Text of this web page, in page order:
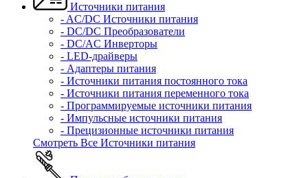
Источники питания
- AC/DC Источники питания
- DC/DC Преобразователи
- DC/AC Инверторы
- LED-драйверы
- Адаптеры питания
- Источники питания постоянного тока
- Источники питания переменного тока
- Программируемые источники питания
- Импульсные источники питания
- Прецизионные источники питания
Смотреть Все Источники питания